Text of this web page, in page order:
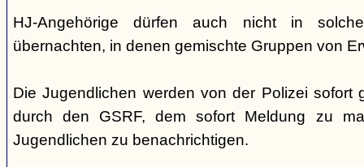
HJ-Angehörige dürfen auch nicht in
übernachten, in denen gemischte Gruppen von
Die Jugendlichen werden von der Polizei sofort
durch den GSRF, dem sofort Meldung zu
Jugendlichen zu benachrichtigen.